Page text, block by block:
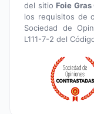
del sitioFoie
los requisitos de
Sociedad de
L111-7-2 del